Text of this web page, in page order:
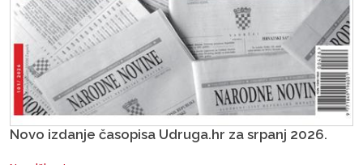
Novo izdanje časopisa Udruga.hr za srpanj 2026.